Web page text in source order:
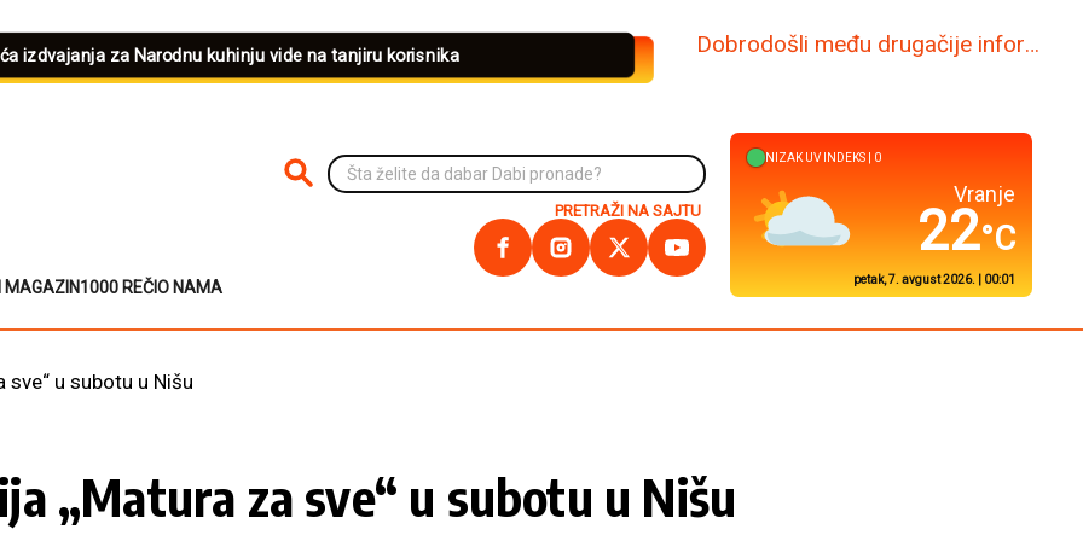
izdvajanja za Narodnu kuhinju vide na tanjiru korisnika www.dabi.rs
MAGAZIN1000 REČIO NAMA
PRETRAŽI NA SAJTU
PRETRAŽI NA SAJTU
NIZAKUV INDEKS | 0
Kuršumlija
23°C
petak, 7. avgust 2026. | 00:01
u subotu u Nišu
„Matura za sve“ u subotu u Nišu